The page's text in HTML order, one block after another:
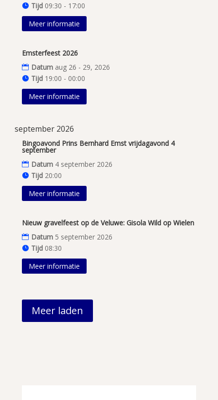
Tijd 09:30 - 17:00
Meer informatie
Emsterfeest 2026
Datum aug 26 - 29, 2026
Tijd 19:00 - 00:00
Meer informatie
september 2026
Bingoavond Prins Bernhard Emst vrijdagavond 4
september
Datum 4 september 2026
Tijd 20:00
Meer informatie
Nieuw gravelfeest op de Veluwe: Gisola Wild op Wielen
Datum 5 september 2026
Tijd 08:30
Meer informatie
Meer laden